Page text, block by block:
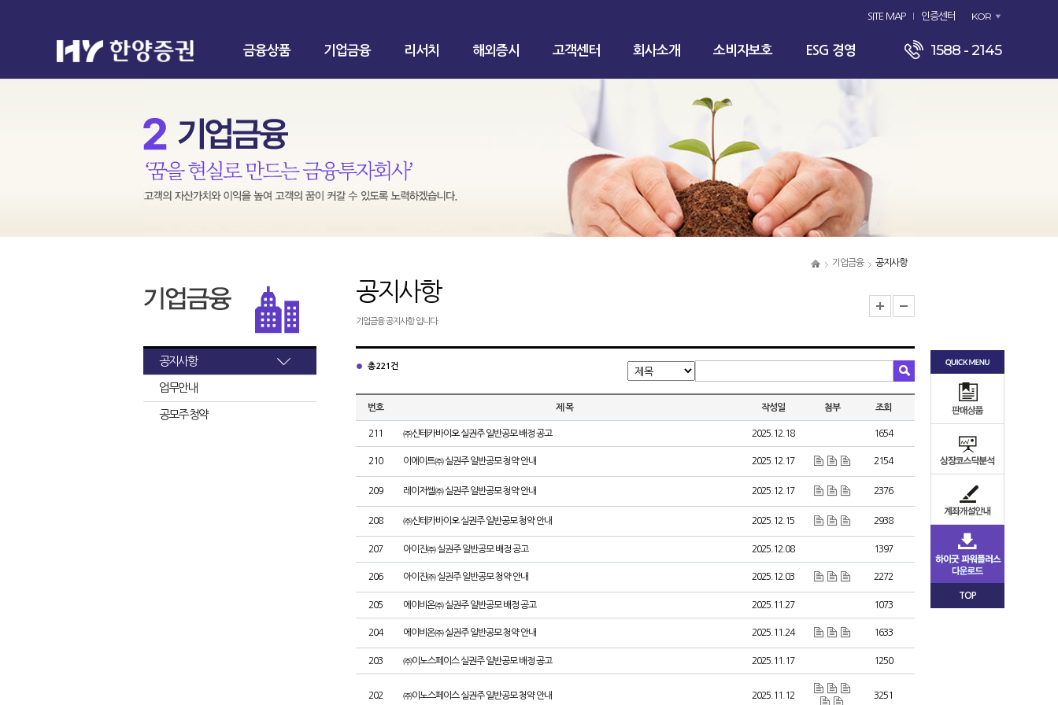
SITE MAP 인증센터 KOR
금융상품 기업금융 리서치 해외증시 고객센터 회사소개 소비자보호 ESG 경영 1588 - 2145
기업금융 공지사항
공지사항
업무안내
공모주 청약
공지사항
기업금융 공지사항 입니다.
총 221건
번호 제 목 작성일 첨부 조회
211 ㈜신테카바이오 실권주 일반공모 배정 공고 2025.12.18 1654
210 이에이트㈜ 실권주 일반공모 청약 안내 2025.12.17 2154
209 레이저쎌㈜ 실권주 일반공모 청약 안내 2025.12.17 2376
208 ㈜신테카바이오 실권주 일반공모 청약 안내 2025.12.15 2938
207 아이진㈜ 실권주 일반공모 배정 공고 2025.12.08 1397
206 아이진㈜ 실권주 일반공모 청약 안내 2025.12.03 2272
205 에이비온㈜ 실권주 일반공모 배정 공고 2025.11.27 1073
204 에이비온㈜ 실권주 일반공모 청약 안내 2025.11.24 1633
203 ㈜이노스페이스 실권주 일반공모 배정 공고 2025.11.17 1250
202 ㈜이노스페이스 실권주 일반공모 청약 안내 2025.11.12 3251
TOP